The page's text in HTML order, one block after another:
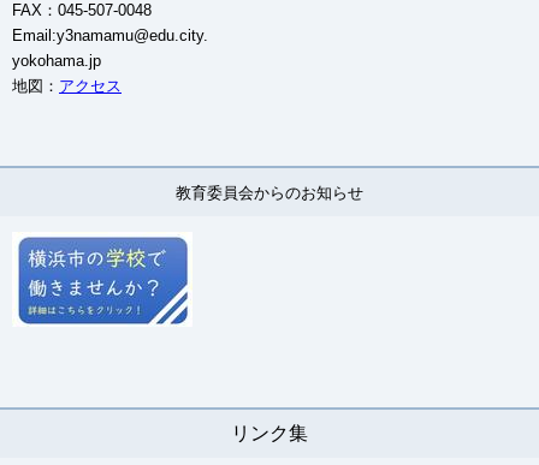
FAX：045-507-0048
Email:y3namamu@edu.city.
yokohama.jp
地図： アクセス
教育委員会からのお知らせ
リンク集